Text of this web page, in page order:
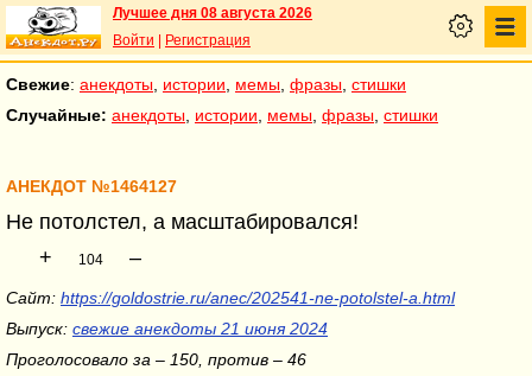
Лучшее дня 08 августа 2026
Войти
Регистрация
Свежие: анекдоты истории мемы фразы стишки
Случайные: анекдоты истории мемы фразы стишки
АНЕКДОТ №1464127
Не потолстел, а масштабировался!
+
104 –
Сайт: https://goldostrie.ru/anec/202541-ne-potolstel-a.html
Выпуск: свежие анекдоты 21 июня 2024
Проголосовало за – 150, против – 46